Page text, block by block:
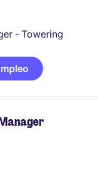
- Towering